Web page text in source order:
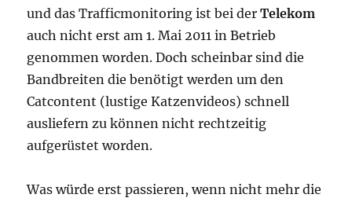
und das Trafficmonitoring ist bei derTelekom
auch nicht erst am 1. Mai 2011 in Betrieb
genommen worden. Doch scheinbar sind die
Bandbreiten die benötigt werden um den
Catcontent (lustige Katzenvideos) schnell
ausliefern zu können nicht rechtzeitig
aufgerüstet worden.
Was würde erst passieren, wenn nicht mehr die